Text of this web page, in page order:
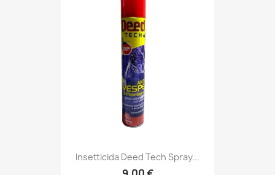
Insetticida Deed Tech Spray...